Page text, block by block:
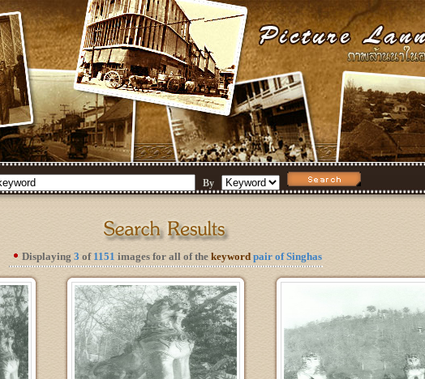
By
Displaying 3 of 1151 images for all of the keyword pair of Singhas